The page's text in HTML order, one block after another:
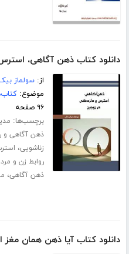
دانلود کتاب ذهن آگاهی،
از:سولماز
موضوع:
۹۶ صفحه
برچسب‌ها:
ذهن آگاهی و
زناشویی،
روابط زن و مرد
ذهن آگاهی،
دانلود کتاب آیا ذهن همان